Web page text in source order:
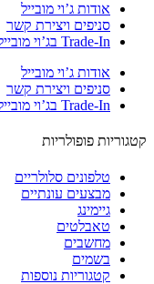
אודות ג’וי מובייל
סניפים ויצירת קשר
Trade-In בג’וי מובייל
אודות ג’וי מובייל
סניפים ויצירת קשר
Trade-In בג’וי מובייל
פופולריות
טלפונים סלולריים
מבצעים עונתיים
גיימינג
טאבלטים
מחשבים
בשמים
קטגוריות נוספות